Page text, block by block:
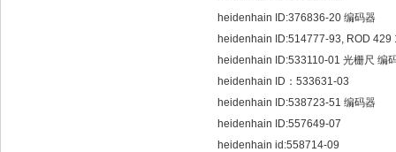
heidenhain ID:376836-20 编码器
heidenhain ID:514777-93, ROD
heidenhain ID:533110-01 光栅尺 编
heidenhain ID：533631-03
heidenhain ID:538723-51 编码器
heidenhain ID:557649-07
heidenhain id:558714-09